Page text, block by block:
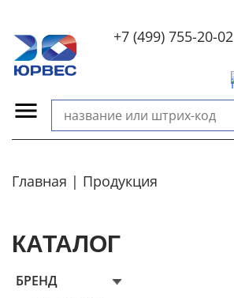
+7 (499) 755-20-02
Главная Продукция
КАТАЛОГ
БРЕНД